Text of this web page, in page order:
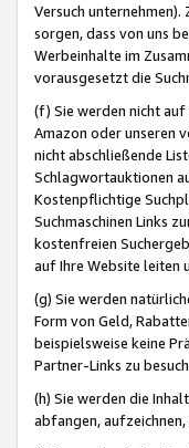
Versuch
sorgen, dass von uns
Werbeinhalte im
vorausgesetzt die
(f) Sie werden nicht
Amazon oder unseren
nicht abschließende
Schlagwortauktionen
Kostenpflichtige
Suchmaschinen Links
kostenfreien
auf Ihre Website leiten
(g) Sie werden
Form von Geld,
beispielsweise keine
Partner-Links zu
(h) Sie werden die
abfangen,